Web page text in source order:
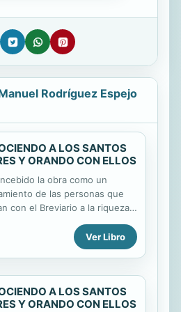
Rodríguez Espejo
A LOS SANTOS
Y ORANDO CON ELLOS
la obra como un
de las personas que
con el Breviario a la riqueza
la Iglesia católica (universal) a
Me centro en la llamada
de los escritores de los
VIII, llamados ‘Santos
Suelo resumirla y la
Ver Libro
A LOS SANTOS
Y ORANDO CON ELLOS